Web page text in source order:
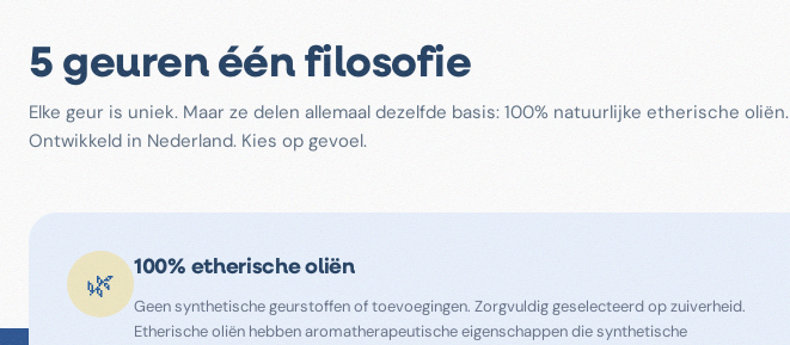
5 geurenéén filosofie
Elke geur is uniek. Maar ze delen allemaal dezelfde basis: 100% natuurlijke etherische oliën.
Ontwikkeld in Nederland. Kies op gevoel.
🌿 100% etherische oliën
Geen synthetische geurstoffen of toevoegingen. Zorgvuldig geselecteerd op zuiverheid.
Etherische oliën hebben aromatherapeutische eigenschappen die synthetische